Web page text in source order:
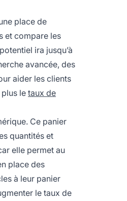
place de
et compare les
ira jusqu’à
avancée, des
aider les clients
le taux de
Ce panier
quantités et
elle permet au
place des
à leur panier
le taux de